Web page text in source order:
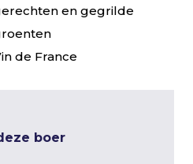
en gegrilde
de France
boer